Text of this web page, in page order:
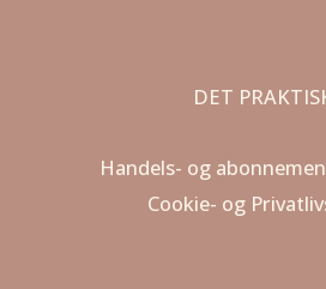
DET
Handels- og
Cookie- og